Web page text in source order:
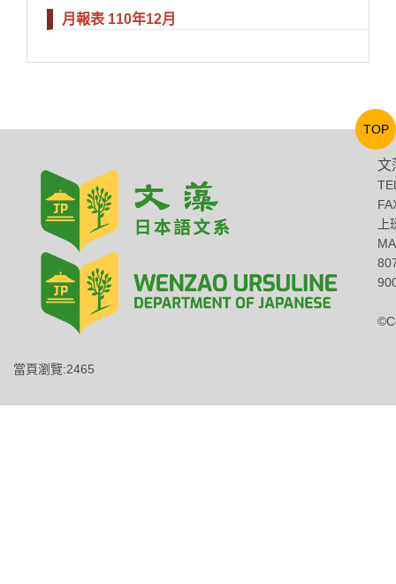
月報表 110年12月
文
當頁瀏覽:2465
TOP